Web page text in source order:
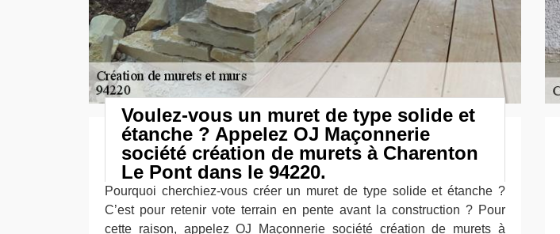
Voulez-vous un muret de type solide et
étanche ? Appelez OJ Maçonnerie
société création de murets à Charenton
Le Pont dans le 94220.
Pourquoi cherchiez-vous créer un muret de type solide et étanche ?
C’est pour retenir vote terrain en pente avant la construction ? Pour
cette raison, appelez OJ Maçonnerie société création de murets à